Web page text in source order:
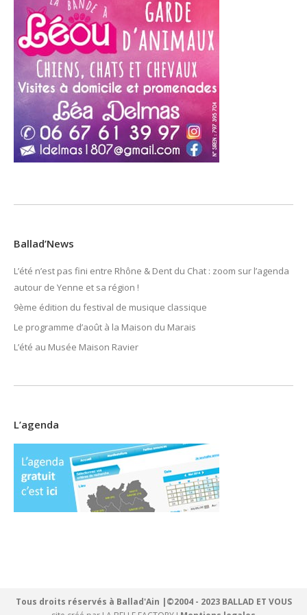
Ballad’News
L’été n’est pas fini entre Rhône & Dent du Chat : zoom sur l’agenda
autour de Yenne et sa région !
9ème édition du festival de musique classique
Le programme d’août à la Maison du Marais
L’été au Musée Maison Ravier
L’agenda
Tous droits réservés à Ballad'Ain |©2004 - 2023 BALLAD ET VOUS